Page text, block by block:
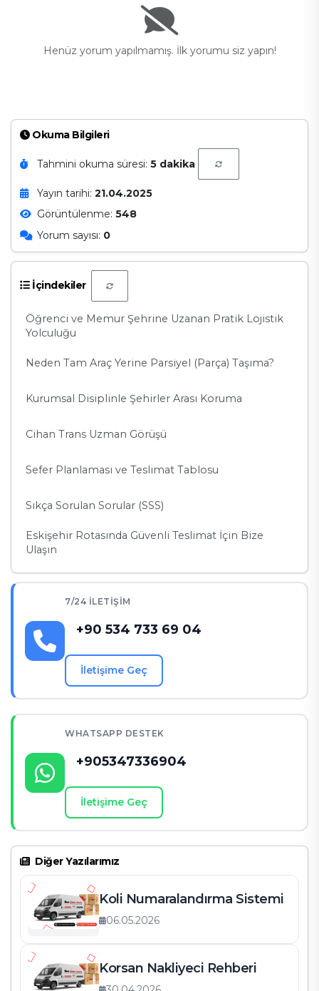
Okuma Bilgileri
Tahmini okuma süresi: 5 dakika
Yayın tarihi: 21.04.2025
Görüntülenme: 548
Yorum sayısı: 0
İçindekiler
Öğrenci ve Memur Şehrine Uzanan Pratik Lojistik
Yolculuğu
Neden Tam Araç Yerine Parsiyel (Parça) Taşıma?
Kurumsal Disiplinle Şehirler Arası Koruma
Cihan Trans Uzman Görüşü
Sefer Planlaması ve Teslimat Tablosu
Sıkça Sorulan Sorular (SSS)
Eskişehir Rotasında Güvenli Teslimat İçin Bize
Ulaşın
7/24 İLETIŞIM
+90 534 733 69 04
İletişime Geç
WHATSAPP DESTEK
+905347336904
İletişime Geç
Diğer Yazılarımız
Koli Numaralandırma Sistemi
06.05.2026
Korsan Nakliyeci Rehberi
Henüz yorum yapılmamış. İlk yorumu siz yapın!